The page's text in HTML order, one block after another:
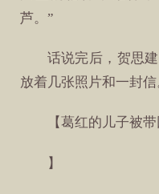
芦。”
话说完后，贺思
放着几张照片和一封信
【葛红的儿子被
】